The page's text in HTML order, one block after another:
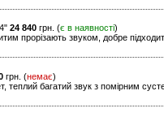
24 840 грн. (є в наявності)
прорізають звуком, добре
грн. (немає)
теплий багатий звук з помірним